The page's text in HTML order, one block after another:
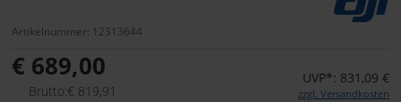
Artikelnummer: 12313644
€ 689,00
Brutto:€ 819,91
UVP*: 831,09 €
zzgl. Versandkosten